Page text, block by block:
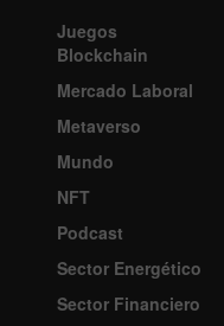
Juegos
Blockchain
Mercado Laboral
Metaverso
Mundo
NFT
Podcast
Sector Energético
Sector Financiero